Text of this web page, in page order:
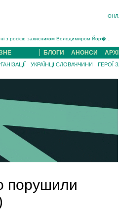
з росією захисником Володимиром Йор�...
Богданом Югасом, який два роки �...
на Хустщині Юліана Гербея (ФОТО)[/gree...
Ігнат Роздяловський (ФОТО)...
за обвинувачен...
БЛОГИ АНОНСИ
УКРАЇНЦІ СЛОВАЧЧИНИ ГЕРОЇ
порушили